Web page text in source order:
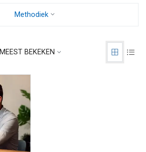
Methodiek
MEEST BEKEKEN